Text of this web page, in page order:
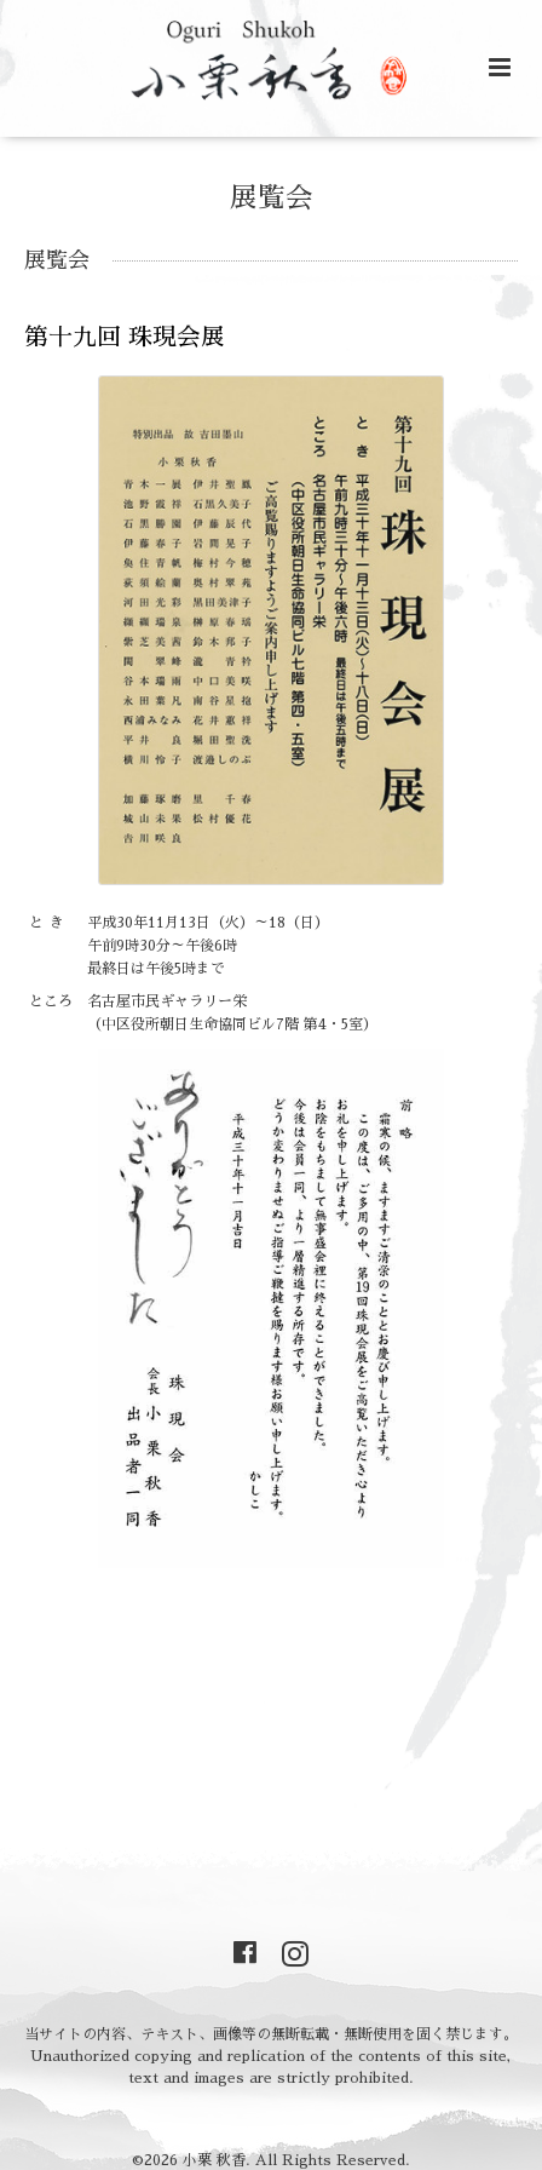
展覧会
展覧会
第十九回 珠現会展
とき
平成30年11月13日（火）～18（日）
午前9時30分～午後6時
最終日は午後5時まで
ところ
名古屋市民ギャラリー栄
（中区役所朝日生命協同ビル7階 第4・5室）
当サイトの内容、テキスト、画像等の無断転載・無断使用を固く禁じます。
Unauthorized copying and replication of the contents of this site,
text and images are strictly prohibited.
©2026小栗 秋香. All Rights Reserved.